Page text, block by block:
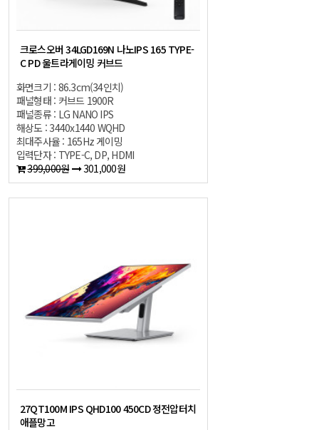
크로스오버 34LGD169N 나노IPS 165 TYPE-
C PD 울트라게이밍 커브드
화면크기 : 86.3cm(34인치)
패널형태 : 커브드 1900R
패널종류 : LG NANO IPS
해상도 : 3440x1440 WQHD
최대주사율 : 165Hz 게이밍
입력단자 : TYPE-C, DP, HDMI
399,000원
301,000원
27QT100M IPS QHD100 450CD 정전압터치
애플망고